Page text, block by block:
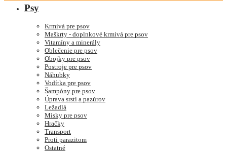
Psy
Krmivá pre psov
Maškrty - doplnkové krmivá pre psov
Vitamíny a minerály
Oblečenie pre psov
Obojky pre psov
Postroje pre psov
Náhubky
Vodítka pre psov
Šampóny pre psov
Úprava srsti a pazúrov
Ležadlá
Misky pre psov
Hračky
Transport
Proti parazitom
Ostatné